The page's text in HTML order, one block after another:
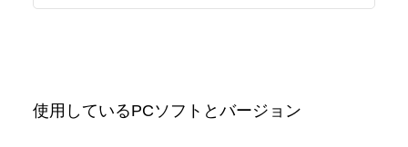
使用しているPCソフトとバージョン